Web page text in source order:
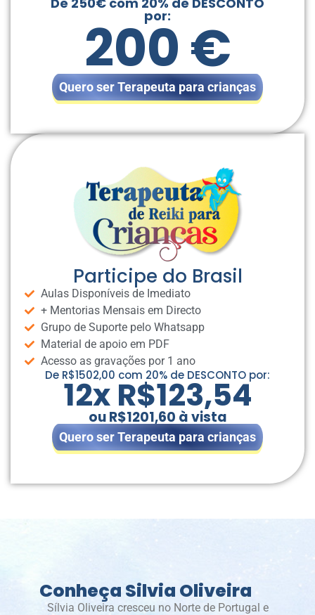
por:
200 €
Quero ser Terapeuta para crianças
Participe do Brasil
Aulas Disponíveis de Imediato
+ Mentorias Mensais em Directo
Grupo de Suporte pelo Whatsapp
Material de apoio em PDF
Acesso as gravações por 1 ano
De R$1502,00 com 20% de DESCONTO por:
12x R$123,54
ou R$1201,60 à vista
Quero ser Terapeuta para crianças
Conheça Silvia Oliveira
Sílvia Oliveira cresceu no Norte de Portugal e